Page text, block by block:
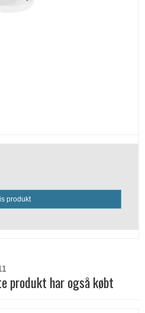
produkt
produkt har også købt